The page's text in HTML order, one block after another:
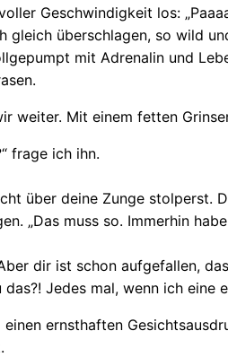
Geschwindigkeit los:
gleich überschlagen, so wild
mit Adrenalin und
weiter. Mit einem fetten
frage ich ihn.
über deine Zunge stolperst.
„Das muss so. Immerhin
dir ist schon aufgefallen,
das?! Jedes mal, wenn ich
einen ernsthaften